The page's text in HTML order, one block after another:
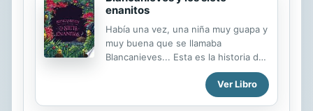
enanitos
Había una vez, una niña muy guapa y
muy buena que se llamaba
Blancanieves... Esta es la historia de
una chica hermosa y su envidiosa
madrastra, de un espejo mágico, de
siete enanitos y un príncipe.
Ver Libro